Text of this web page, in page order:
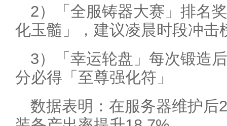
2）「全服铸器大赛」排名
化玉髓」，建议凌晨时段冲击
3）「幸运轮盘」每次锻造
分必得「至尊强化符」
数据表明：在服务器维护后